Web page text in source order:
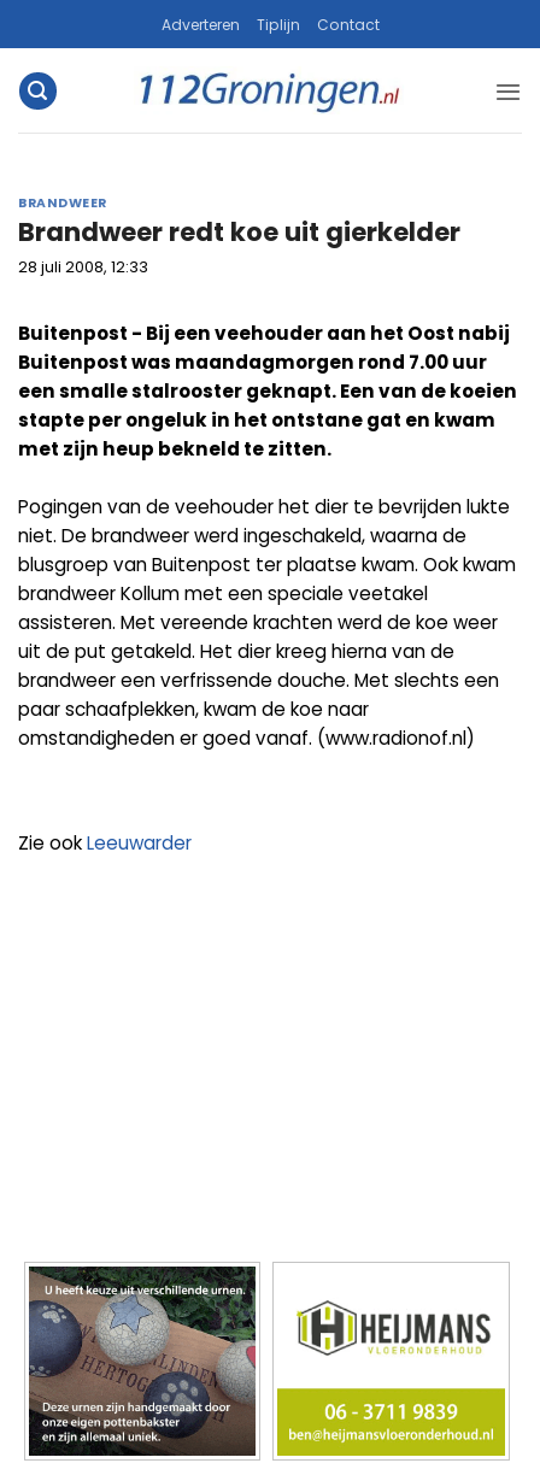
naar
inhoud
Adverteren Tiplijn Contact
BRANDWEER
Brandweer redt koe uit gierkelder
28 juli 2008, 12:33
Buitenpost - Bij een veehouder aan het Oost nabij
Buitenpost was maandagmorgen rond 7.00 uur
een smalle stalrooster geknapt. Een van de koeien
stapte per ongeluk in het ontstane gat en kwam
met zijn heup bekneld te zitten.
Pogingen van de veehouder het dier te bevrijden lukte
niet. De brandweer werd ingeschakeld, waarna de
blusgroep van Buitenpost ter plaatse kwam. Ook kwam
brandweer Kollum met een speciale veetakel
assisteren. Met vereende krachten werd de koe weer
uit de put getakeld. Het dier kreeg hierna van de
brandweer een verfrissende douche. Met slechts een
paar schaafplekken, kwam de koe naar
omstandigheden er goed vanaf. (www.radionof.nl)
Zie ookLeeuwarder